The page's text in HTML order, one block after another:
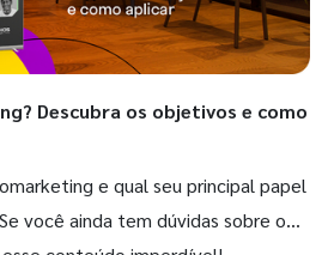
Descubra os objetivos e como
e qual seu principal papel
você ainda tem dúvidas sobre o